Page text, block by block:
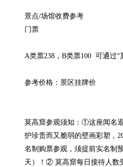
景点/场馆收费参考
门票
A类票238，B类票100  可通过“
参考价格：景区挂牌价
莫高窟参观须知：①这座闻名
护珍贵而又脆弱的壁画彩塑，
名制购票参观，须提前实名制
天）！② 莫高窟每日接待人数